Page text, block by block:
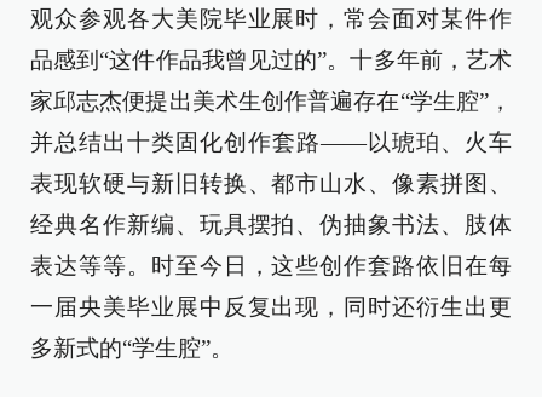
观众参观各大美院毕业展时，常会面对某件作
品感到“这件作品我曾见过的”。十多年前，艺术
家邱志杰便提出美术生创作普遍存在“学生腔”，
并总结出十类固化创作套路——以琥珀、火车
表现软硬与新旧转换、都市山水、像素拼图、
经典名作新编、玩具摆拍、伪抽象书法、肢体
表达等等。时至今日，这些创作套路依旧在每
一届央美毕业展中反复出现，同时还衍生出更
多新式的“学生腔”。